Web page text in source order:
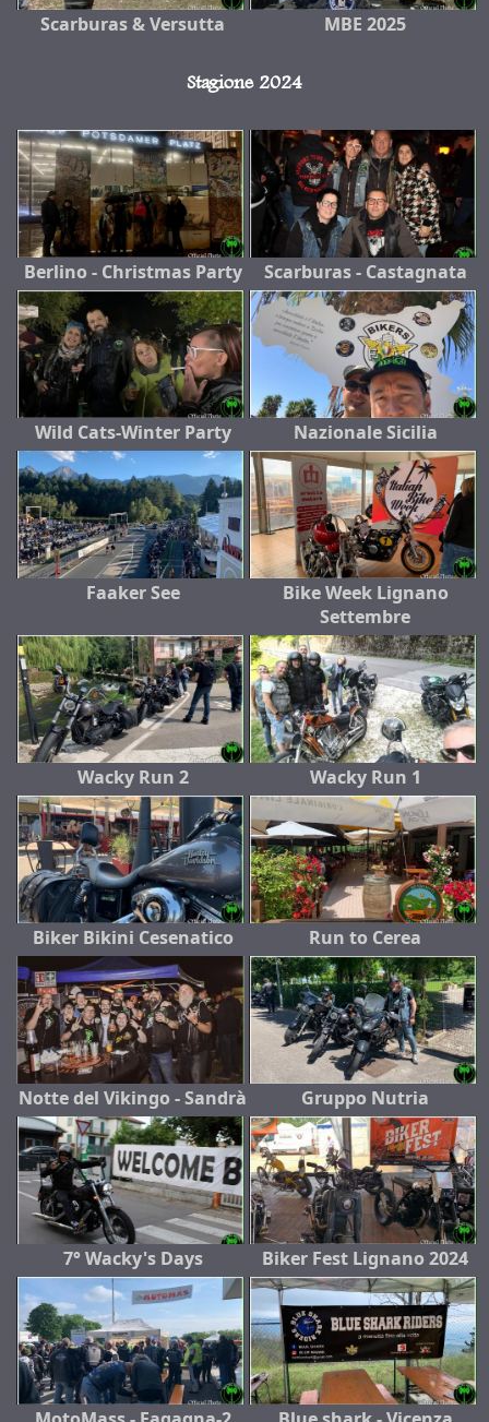
Scarburas & Versutta MBE 2025
Stagione 2024
Berlino - Christmas Party Scarburas - Castagnata
Wild Cats-Winter Party Nazionale Sicilia
Faaker See
Bike Week Lignano
Settembre
Wacky Run 2 Wacky Run 1
Biker Bikini Cesenatico Run to Cerea
Notte del Vikingo - Sandrà Gruppo Nutria
7° Wacky's Days Biker Fest Lignano 2024